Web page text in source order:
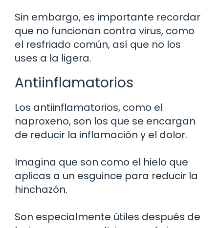
Sin embargo, es importante recordar
que no funcionan contra virus, como
el resfriado común, así que no los
uses a la ligera.
Antiinflamatorios
Los antiinflamatorios, como el
naproxeno, son los que se encargan
de reducir la inflamación y el dolor.
Imagina que son como el hielo que
aplicas a un esguince para reducir la
hinchazón.
Son especialmente útiles después de